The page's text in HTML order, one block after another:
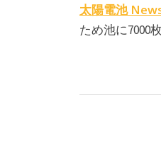
太陽電池
ため池に7000